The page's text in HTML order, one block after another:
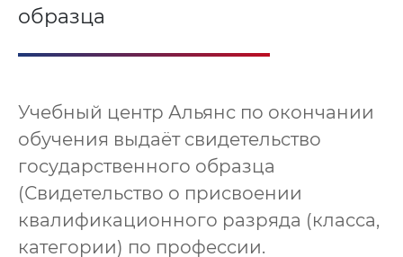
образца
Учебный центр Альянс по окончании
обучения выдаёт свидетельство
государственного образца
(Свидетельство о присвоении
квалификационного разряда (класса,
категории) по профессии.